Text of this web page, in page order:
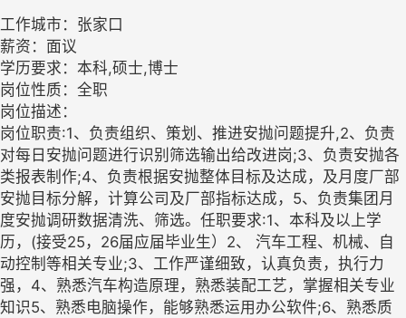
工作城市：张家口
薪资：面议
学历要求：本科,硕士,博士
岗位性质：全职
岗位描述：
岗位职责:1、负责组织、策划、推进安抛问题提升,2、负责
对每日安抛问题进行识别筛选输出给改进岗;3、负责安抛各
类报表制作;4、负责根据安抛整体目标及达成，及月度厂部
安抛目标分解，计算公司及厂部指标达成，5、负责集团月
度安抛调研数据清洗、筛选。任职要求:1、本科及以上学
历，(接受25，26届应届毕业生）2、 汽车工程、机械、自
动控制等相关专业;3、工作严谨细致，认真负责，执行力
强，4、熟悉汽车构造原理，熟悉装配工艺，掌握相关专业
知识5、熟悉电脑操作，能够熟悉运用办公软件;6、熟悉质